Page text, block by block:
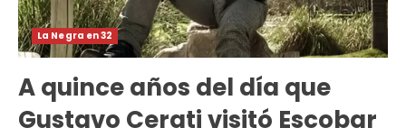
La Negra en 32
A quince años del día que
Gustavo Cerati visitó Escobar